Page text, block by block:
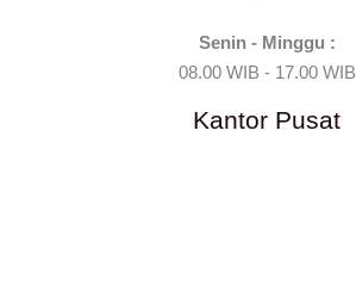
Senin - Minggu :
08.00 WIB - 17.00 WIB
Kantor Pusat